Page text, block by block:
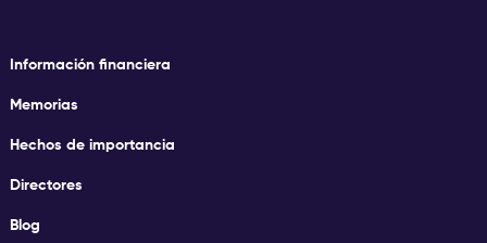
Información financiera
Memorias
Hechos de importancia
Directores
Blog